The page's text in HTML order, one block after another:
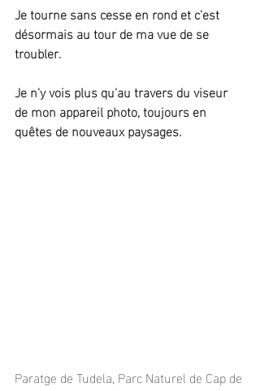
Je tourne sans cesse en rond et c'est
désormais au tour de ma vue de se
troubler.
Je n'y vois plus qu'au travers du viseur
de mon appareil photo, toujours en
quêtes de nouveaux paysages.
Paratge de Tudela, Parc Naturel de Cap de